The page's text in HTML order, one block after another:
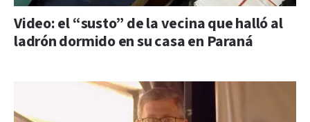
Video: el “susto” de la vecina que halló al
ladrón dormido en su casa en Paraná